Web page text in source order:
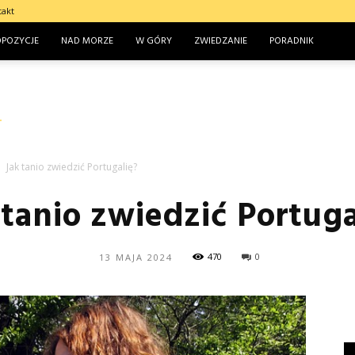
NAD MORZE W GÓRY ZWIEDZANIE PORADNIK
Jak tanio zwiedzić Portugalię?
zwiedzić
13 MAJA 2024 470 0